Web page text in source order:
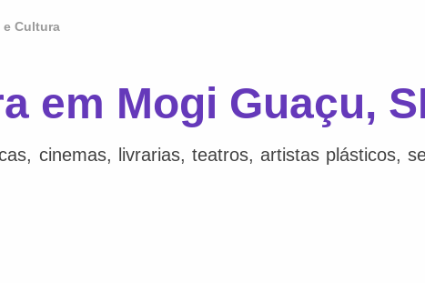
e Cultura
em Mogi Guaçu,
cinemas, livrarias, teatros, artistas plásticos,